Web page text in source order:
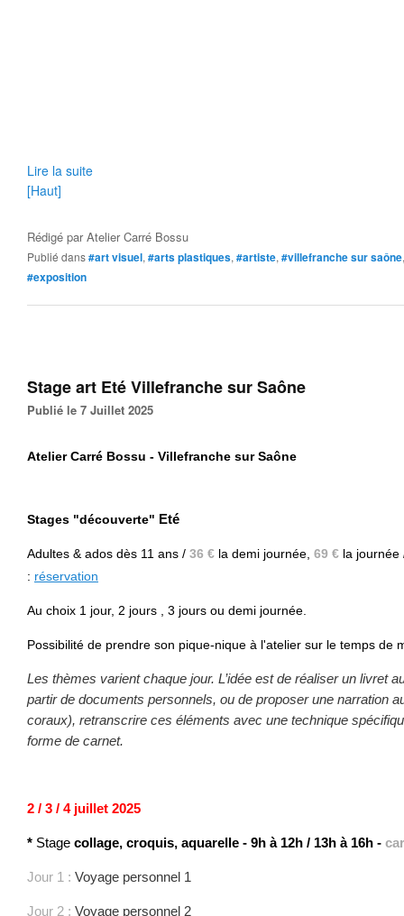
Lire la suite
[Haut]
Rédigé parAtelier Carré Bossu
Publié dans#art visuel, #arts plastiques, #artiste, #villefranche sur saône
#exposition
Stage art Eté Villefranche sur Saône
Publié le 7 Juillet 2025
Atelier Carré Bossu - Villefranche sur Saône
Stages "découverte" Eté
Adultes & ados dès 11 ans / 36 € la demi journée, 69 € la journée
: réservation
Au choix 1 jour, 2 jours , 3 jours ou demi journée.
Possibilité de prendre son pique-nique à l'atelier sur le temps de
Les thèmes varient chaque jour. L’idée est de réaliser un livret
partir de documents personnels, ou de proposer une narration
coraux), retranscrire ces éléments avec une technique
forme de carnet.
2 / 3 / 4 juillet 2025
* Stage collage, croquis, aquarelle - 9h à 12h / 13h à 16h -
Jour 1 : Voyage personnel 1
Jour 2 : Voyage personnel 2